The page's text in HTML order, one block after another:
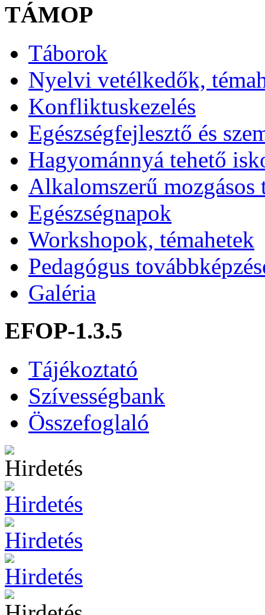
TÁMOP
Táborok
Nyelvi vetélkedők,
Konfliktuskezelés
Egészségfejlesztő és
Hagyománnyá tehető
Alkalomszerű mozgásos
Egészségnapok
Workshopok, témahetek
Pedagógus
Galéria
EFOP-1.3.5
Tájékoztató
Szívességbank
Összefoglaló